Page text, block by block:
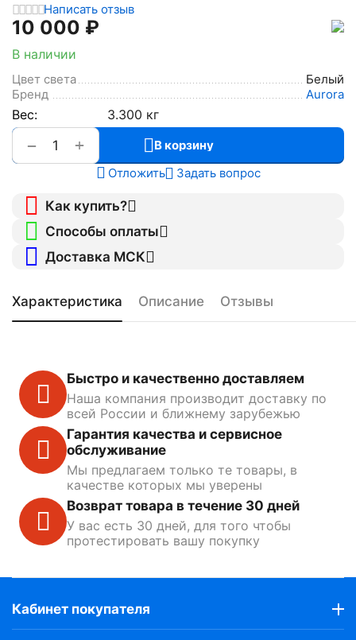
Написать отзыв
10 000 ₽
В наличии
Цвет света
Белый
Бренд
Aurora
Вес: 3.300 кг
+
−
В корзину
Отложить
Задать вопрос
Как купить?
Способы оплаты
Доставка МСК
Характеристика Описание Отзывы
Быстро и качественно доставляем
Наша компания производит доставку по
всей России и ближнему зарубежью
Гарантия качества и сервисное
обслуживание
Мы предлагаем только те товары, в
качестве которых мы уверены
Возврат товара в течение 30 дней
У вас есть 30 дней, для того чтобы
протестировать вашу покупку
Кабинет покупателя